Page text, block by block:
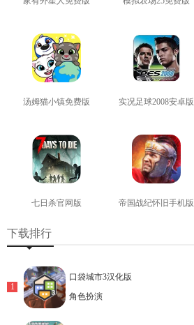
汤姆猫小镇免费版 实况足球2008安卓版
七日杀官网版 帝国战纪怀旧手机版
下载排行
口袋城市3汉化版
角色扮演